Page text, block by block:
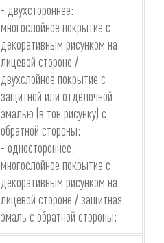
- двухстороннее:
многослойное покрытие с
декоративным рисунком на
лицевой стороне /
двухслойное покрытие с
защитной или отделочной
эмалью (в тон рисунку) с
обратной стороны;
- одностороннее:
многослойное покрытие с
декоративным рисунком на
лицевой стороне / защитная
эмаль с обратной стороны;